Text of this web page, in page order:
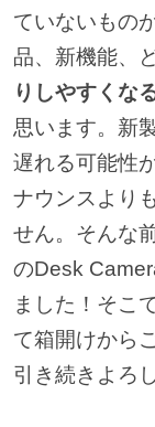
ていないもの
品、新機能、
りしやすくな
思います。新
遅れる可能性
ナウンスより
せん。そんな
のDesk
ました！そこ
て箱開けから
引き続きよろ